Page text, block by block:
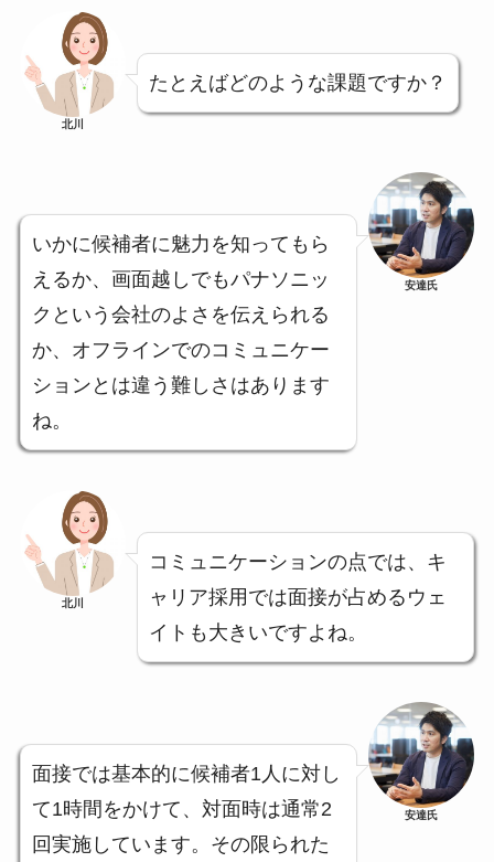
北川
たとえばどのような課題ですか？
いかに候補者に魅力を知ってもら
えるか、画面越しでもパナソニッ
クという会社のよさを伝えられる
か、オフラインでのコミュニケー
ションとは違う難しさはあります
ね。
安達氏
北川
コミュニケーションの点では、キ
ャリア採用では面接が占めるウェ
イトも大きいですよね。
面接では基本的に候補者1人に対し
て1時間をかけて、対面時は通常2
回実施しています。その限られた
安達氏